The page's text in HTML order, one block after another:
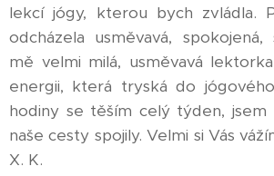
lekcí jógy, kterou bych zvládla.
odcházela usměvavá, spokojená,
mě velmi milá, usměvavá
energii, která tryská do
hodiny se těším celý týden, jsem
naše cesty spojily. Velmi si Vás
X. K.